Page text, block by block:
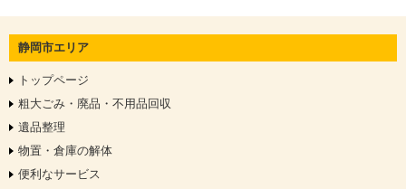
静岡市エリア
トップページ
粗大ごみ・廃品・不用品回収
遺品整理
物置・倉庫の解体
便利なサービス